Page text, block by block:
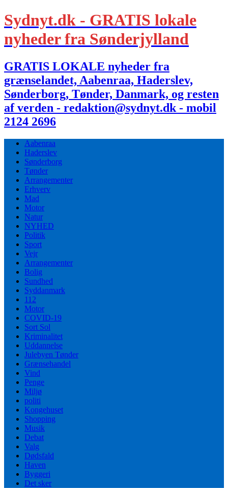
Sydnyt.dk - GRATIS lokale
nyheder fra Sønderjylland
GRATIS LOKALE nyheder fra
grænselandet, Aabenraa, Haderslev,
Sønderborg, Tønder, Danmark, og resten
af verden - redaktion@sydnyt.dk - mobil
2124 2696
Aabenraa
Haderslev
Sønderborg
Tønder
Arrangementer
Erhverv
Mad
Motor
Natur
NYHED
Politik
Sport
Vejr
Arrangementer
Bolig
Sundhed
Syddanmark
112
Motor
COVID-19
Sort Sol
Kriminalitet
Uddannelse
Julebyen Tønder
Grænsehandel
Vind
Penge
Miljø
politi
Kongehuset
Shopping
Musik
Debat
Valg
Dødsfald
Haven
Byggeri
Det sker